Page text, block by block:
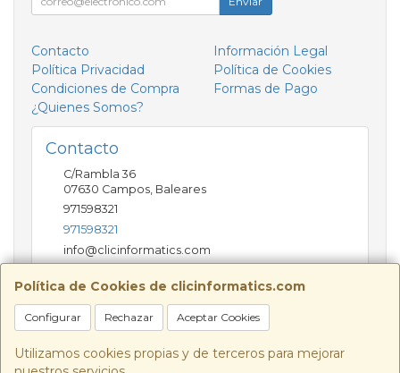
Política de Cookies de clicinformatics.com
Configurar Rechazar Aceptar Cookies
Utilizamos cookies propias y de terceros para mejorar
Contacto
Información Legal
Política Privacidad
Política de Cookies
Condiciones de Compra
Formas de Pago
¿Quienes Somos?
Contacto
C/Rambla 36
07630 Campos Baleares
971598321
971598321
info@clicinformatics.com
Horario
De lunes a viernes 9:00-13:30/16:00-19:30 Sábados
10:00-13:00